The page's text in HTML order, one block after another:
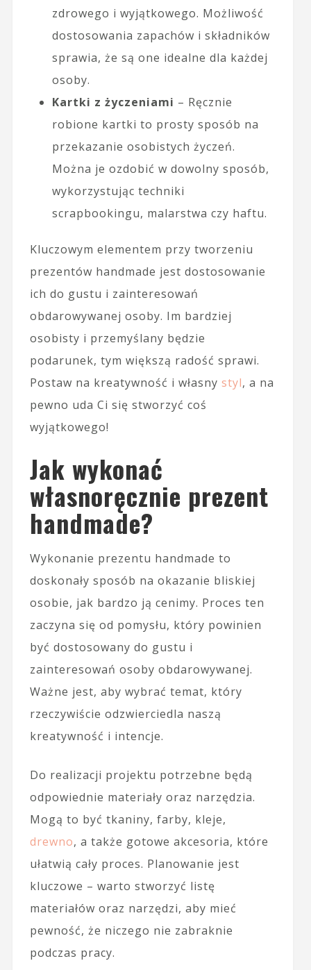
zdrowego i wyjątkowego. Możliwość
dostosowania zapachów i składników
sprawia, że są one idealne dla każdej
osoby.
Kartki z życzeniami – Ręcznie
robione kartki to prosty sposób na
przekazanie osobistych życzeń.
Można je ozdobić w dowolny sposób,
wykorzystując techniki
scrapbookingu, malarstwa czy haftu.
Kluczowym elementem przy tworzeniu
prezentów handmade jest dostosowanie
ich do gustu i zainteresowań
obdarowywanej osoby. Im bardziej
osobisty i przemyślany będzie
podarunek, tym większą radość sprawi.
Postaw na kreatywność i własny styl, a na
pewno uda Ci się stworzyć coś
wyjątkowego!
Jak wykonać
własnoręcznie prezent
handmade?
Wykonanie prezentu handmade to
doskonały sposób na okazanie bliskiej
osobie, jak bardzo ją cenimy. Proces ten
zaczyna się od pomysłu, który powinien
być dostosowany do gustu i
zainteresowań osoby obdarowywanej.
Ważne jest, aby wybrać temat, który
rzeczywiście odzwierciedla naszą
kreatywność i intencje.
Do realizacji projektu potrzebne będą
odpowiednie materiały oraz narzędzia.
Mogą to być tkaniny, farby, kleje,
drewno, a także gotowe akcesoria, które
ułatwią cały proces. Planowanie jest
kluczowe – warto stworzyć listę
materiałów oraz narzędzi, aby mieć
pewność, że niczego nie zabraknie
podczas pracy.